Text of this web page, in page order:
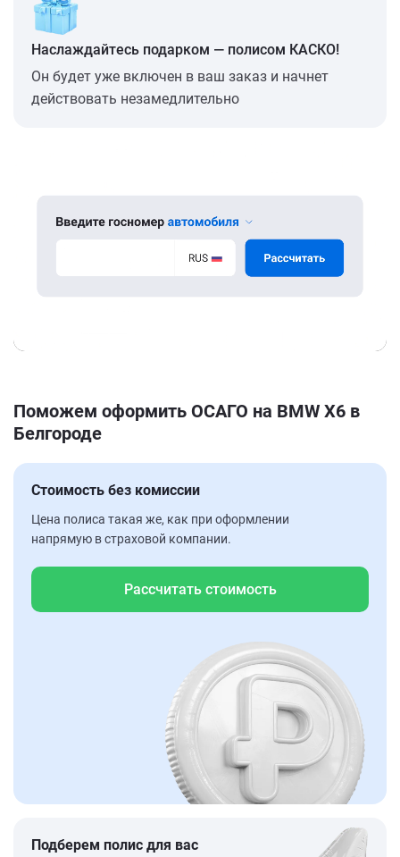
Наслаждайтесь подарком — полисом КАСКО!
Он будет уже включен в ваш заказ и начнет
действовать незамедлительно
Поможем оформить ОСАГО на BMW X6 в
Белгороде
Стоимость без комиссии
Цена полиса такая же, как при оформлении
напрямую в страховой компании.
Рассчитать стоимость
Подберем полис для вас